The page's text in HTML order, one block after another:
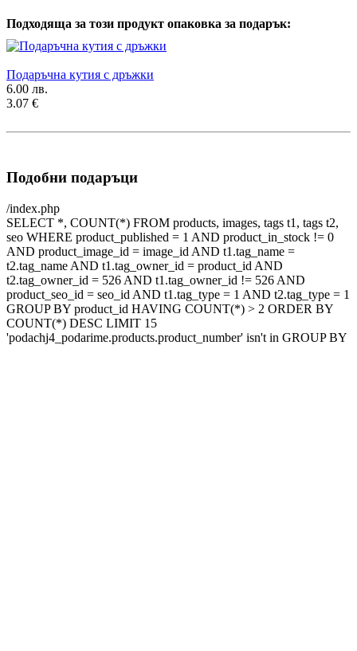
Подходяща за този продукт опаковка за подарък:
Подаръчна кутия с дръжки
6.00 лв.
3.07 €
Подобни подаръци
/index.php
SELECT *, COUNT(*) FROM products, images, tags t1, tags t2,
seo WHERE product_published = 1 AND product_in_stock != 0
AND product_image_id = image_id AND t1.tag_name =
t2.tag_name AND t1.tag_owner_id = product_id AND
t2.tag_owner_id = 526 AND t1.tag_owner_id != 526 AND
product_seo_id = seo_id AND t1.tag_type = 1 AND t2.tag_type = 1
GROUP BY product_id HAVING COUNT(*) > 2 ORDER BY
COUNT(*) DESC LIMIT 15
'podachj4_podarime.products.product_number' isn't in GROUP BY